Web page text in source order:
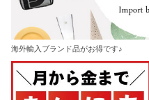
海外輸入ブランド品がお得です♪